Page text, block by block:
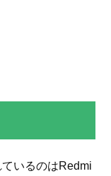
いるのはRedmi